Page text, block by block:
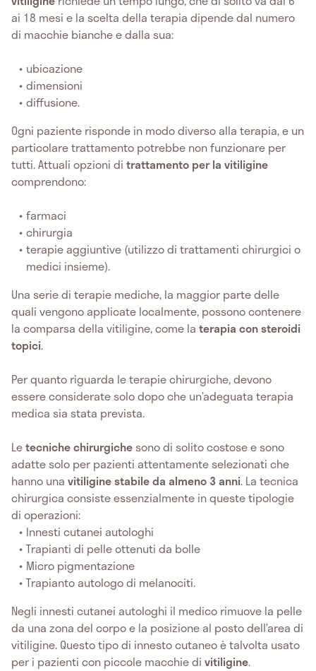
ai 18 mesi e la scelta della terapia dipende dal numero
di macchie bianche e dalla sua:
ubicazione
dimensioni
diffusione.
Ogni paziente risponde in modo diverso alla terapia, e un
particolare trattamento potrebbe non funzionare per
tutti. Attuali opzioni di trattamento per la vitiligine
comprendono:
farmaci
chirurgia
terapie aggiuntive (utilizzo di trattamenti chirurgici o
medici insieme).
Una serie di terapie mediche, la maggior parte delle
quali vengono applicate localmente, possono contenere
la comparsa della vitiligine, come la terapia con steroidi
topici.
Per quanto riguarda le terapie chirurgiche, devono
essere considerate solo dopo che un’adeguata terapia
medica sia stata prevista.
Letecniche chirurgiche sono di solito costose e sono
adatte solo per pazienti attentamente selezionati che
hanno una vitiligine stabile da almeno 3 anni. La tecnica
chirurgica consiste essenzialmente in queste tipologie
di operazioni:
Innesti cutanei autologhi
Trapianti di pelle ottenuti da bolle
Micro pigmentazione
Trapianto autologo di melanociti.
Negli innesti cutanei autologhi il medico rimuove la pelle
da una zona del corpo e la posizione al posto dell’area di
vitiligine. Questo tipo di innesto cutaneo è talvolta usato
per i pazienti con piccole macchie di vitiligine.